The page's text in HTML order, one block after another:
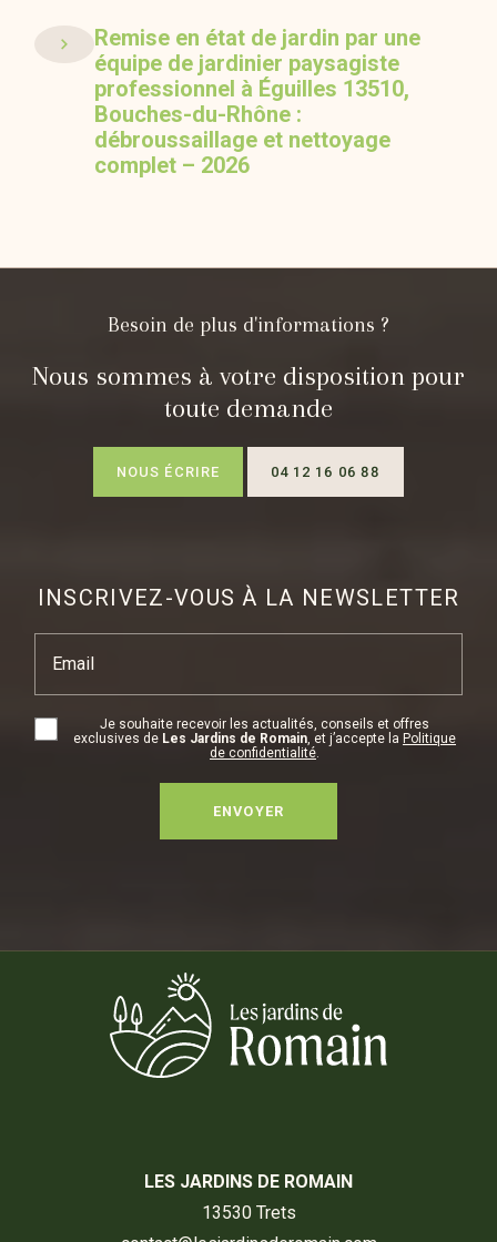
Remise en état de jardin par une
équipe de jardinier paysagiste
professionnel à Éguilles 13510,
Bouches-du-Rhône :
débroussaillage et nettoyage
complet – 2026
Besoin de plus d'informations ?
Nous sommes à votre disposition pour
toute demande
NOUS ÉCRIRE 04 12 16 06 88
INSCRIVEZ-VOUS À LA NEWSLETTER
Email
Je souhaite recevoir les actualités, conseils et offres
exclusives de Les Jardins de Romain, et j’accepte la Politique
de confidentialité.
LES JARDINS DE ROMAIN
13530 Trets